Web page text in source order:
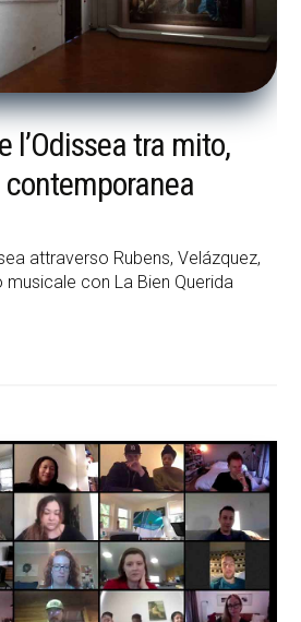
l’Odissea tra mito,
attraverso Rubens, Velázquez,
con La Bien Querida